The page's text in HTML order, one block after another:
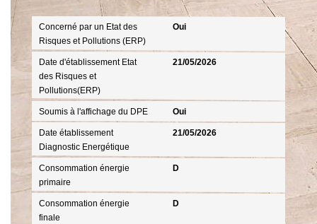
Concerné par un Etat des
Risques et Pollutions (ERP)
Oui
Date d'établissement Etat
des Risques et
Pollutions(ERP)
21/05/2026
Soumis à l'affichage du DPE Oui
Date établissement
Diagnostic Energétique
21/05/2026
Consommation énergie
primaire
D
Consommation énergie
finale
D